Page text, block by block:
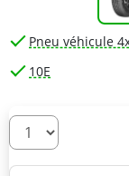
Pneu véhicule
10E
De combien de pneus